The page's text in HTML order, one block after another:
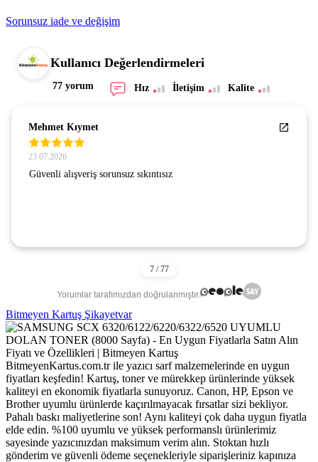
Sorunsuz iade ve değişim
Kullanıcı Değerlendirmeleri
77 yorum Hız İletişim Kalite
Mehmet Kıymet
23.07.2026
Güvenli alışveriş sorunsuz sıkıntısız
Yorumlar tarafımızdan doğrulanmıştır.
Bitmeyen Kartuş Şikayetvar
BitmeyenKartus.com.tr ile yazıcı sarf malzemelerinde en uygun
fiyatları keşfedin! Kartuş, toner ve mürekkep ürünlerinde yüksek
kaliteyi en ekonomik fiyatlarla sunuyoruz. Canon, HP, Epson ve
Brother uyumlu ürünlerde kaçırılmayacak fırsatlar sizi bekliyor.
Pahalı baskı maliyetlerine son! Aynı kaliteyi çok daha uygun fiyatla
elde edin. %100 uyumlu ve yüksek performanslı ürünlerimiz
sayesinde yazıcınızdan maksimum verim alın. Stoktan hızlı
gönderim ve güvenli ödeme seçenekleriyle siparişleriniz kapınıza